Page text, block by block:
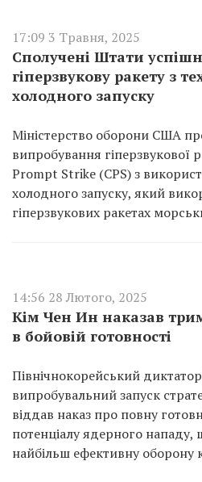
17:09 3 Травня, 2025
Сполучені Штати
гіперзвукову ракету з
холодного запуску
Міністерство оборони США
випробування гіперзвукової
Prompt Strike (CPS) з
холодного запуску, який
гіперзвукових ракетах
14:56 28 Лютого, 2025
Кім Чен Ин наказав
в бойовій готовності
Північнокорейський
випробувальний запуск
віддав наказ про повну
потенціалу ядерного нападу,
найбільш ефективну оборону